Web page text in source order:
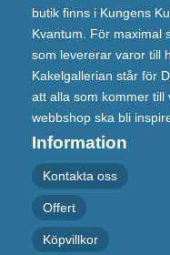
butik finns i Kungens
Kvantum. För maximal
som levererar varor till
Kakelgallerian står för
att alla som kommer
webbshop ska bli
Information
Kontakta oss
Offert
Köpvillkor